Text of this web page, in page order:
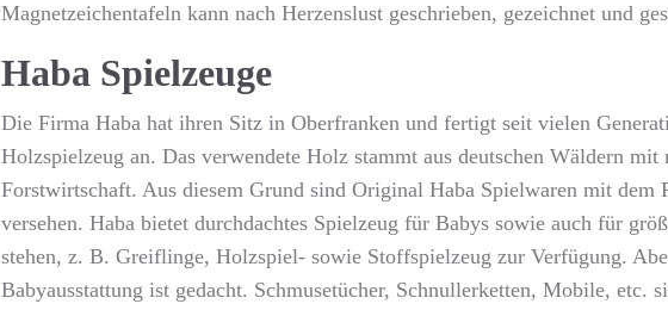
Magnetzeichentafeln kann nach Herzenslust geschrieben, gezeichnet und
Haba Spielzeuge
Die Firma Haba hat ihren Sitz in Oberfranken und fertigt seit vielen
Holzspielzeug an. Das verwendete Holz stammt aus deutschen Wäldern mit
Forstwirtschaft. Aus diesem Grund sind Original Haba Spielwaren mit dem
versehen. Haba bietet durchdachtes Spielzeug für Babys sowie auch für
stehen, z. B. Greiflinge, Holzspiel- sowie Stoffspielzeug zur Verfügung.
Babyausstattung ist gedacht. Schmusetücher, Schnullerketten, Mobile, etc.